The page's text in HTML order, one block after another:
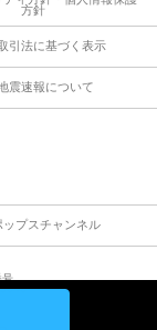
方針
引法に基づく表示
震速報について
ップスチャンネル
号